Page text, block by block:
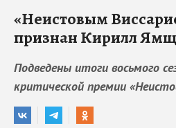
«Неистовым
признан Кирилл
Подведены итоги восьмого
критической премии